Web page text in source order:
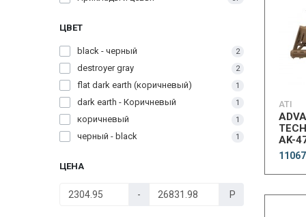
ЦВЕТ
black - черный 2
destroyer gray 2
flat dark earth (коричневый) 1
dark earth - Коричневый 1
коричневый 1
черный - black 1
ЦЕНА
- Р
ATI
AK-
FDE